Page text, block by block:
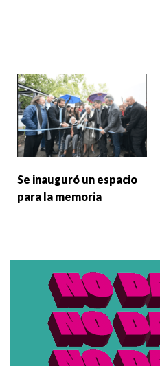
Se inauguró un espacio
para la memoria